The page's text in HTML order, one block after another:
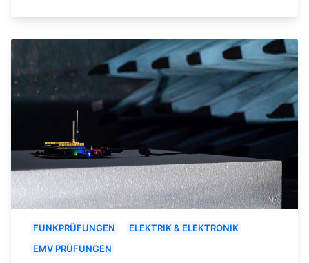
FUNKPRÜFUNGEN
ELEKTRIK & ELEKTRONIK
EMV PRÜFUNGEN